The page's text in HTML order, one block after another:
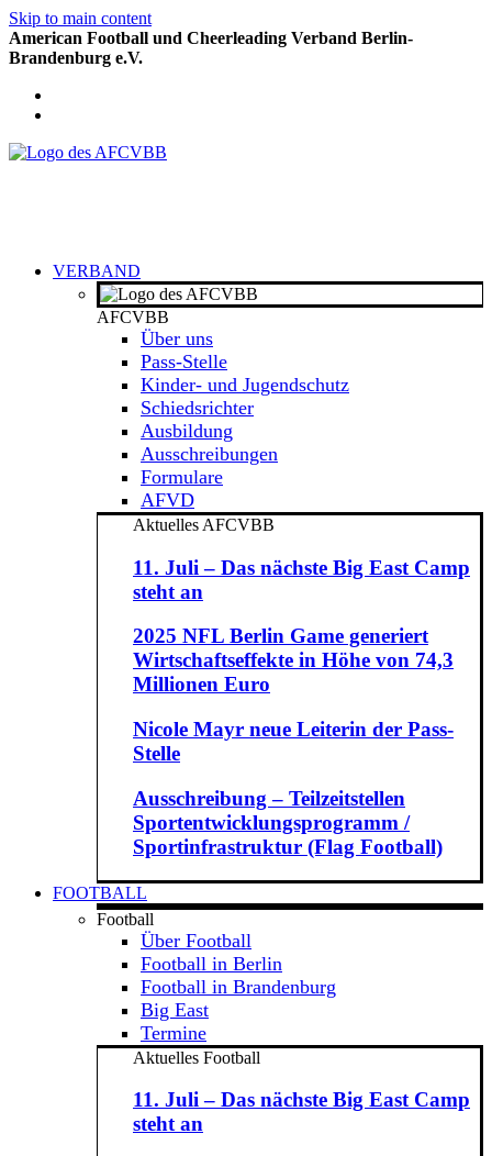
Skip to main content
American Football und Cheerleading Verband Berlin-
Brandenburg e.V.
VERBAND
AFCVBB
Über uns
Pass-Stelle
Kinder- und Jugendschutz
Schiedsrichter
Ausbildung
Ausschreibungen
Formulare
AFVD
Aktuelles AFCVBB
11. Juli – Das nächste Big East Camp
steht an
2025 NFL Berlin Game generiert
Wirtschaftseffekte in Höhe von 74,3
Millionen Euro
Nicole Mayr neue Leiterin der Pass-
Stelle
Ausschreibung – Teilzeitstellen
Sportentwicklungsprogramm /
Sportinfrastruktur (Flag Football)
FOOTBALL
Football
Über Football
Football in Berlin
Football in Brandenburg
Big East
Termine
Aktuelles Football
11. Juli – Das nächste Big East Camp
steht an